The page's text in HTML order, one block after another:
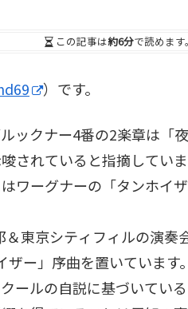
この記事は約6分で読めます。
）です。
ックナー4番の2楽章は「
されていると指摘していま
ワーグナーの「タンホイ
東京シティフィルの演
ー」序曲を置いています。
ールの自説に基づいてい